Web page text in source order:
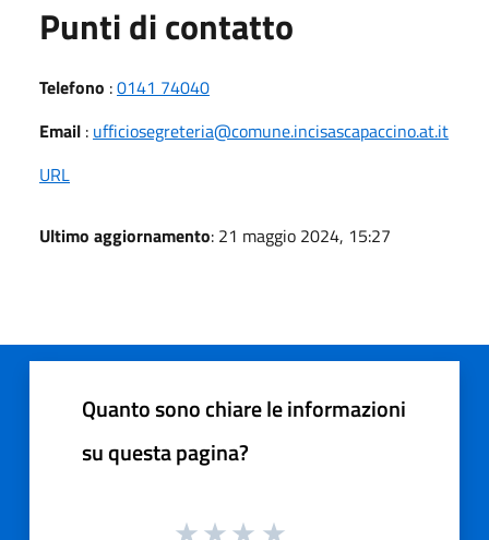
Punti di contatto
Telefono :0141 74040
Email : ufficiosegreteria@comune.incisascapaccino.at.it
URL
Ultimo aggiornamento: 21 maggio 2024, 15:27
Quanto sono chiare le informazioni
su questa pagina?